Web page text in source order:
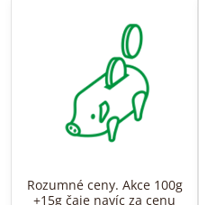
Rozumné ceny. Akce 100g
+15g čaje navíc za cenu